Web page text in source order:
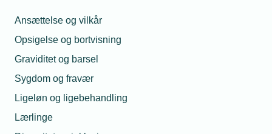
Ansættelse og vilkår
Opsigelse og bortvisning
Graviditet og barsel
Sygdom og fravær
Ligeløn og ligebehandling
Lærlinge